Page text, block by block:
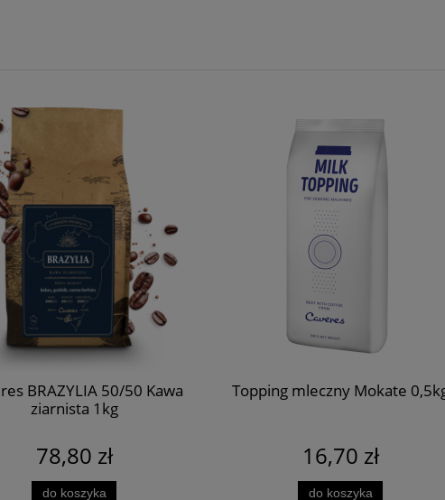
BRAZYLIA 50/50 Kawa
ziarnista 1kg
78,80 zł
do koszyka
Topping mleczny Mokate 0,5kg
16,70 zł
do koszyka